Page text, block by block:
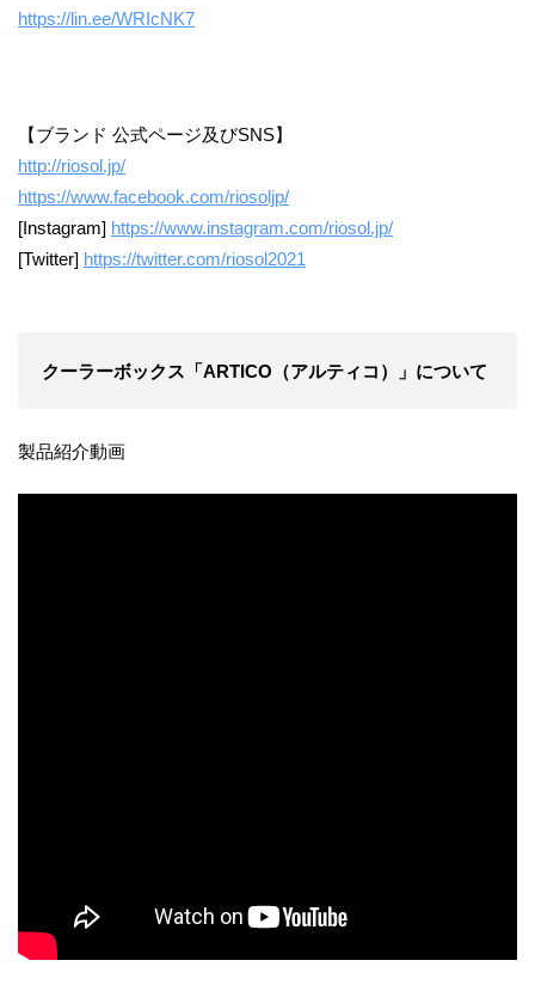
https://lin.ee/WRIcNK7
【ブランド 公式ページ及びSNS】
http://riosol.jp/
https://www.facebook.com/riosoljp/
[Instagram] https://www.instagram.com/riosol.jp/
[Twitter] https://twitter.com/riosol2021
クーラーボックス「ARTICO（アルティコ）」について
製品紹介動画